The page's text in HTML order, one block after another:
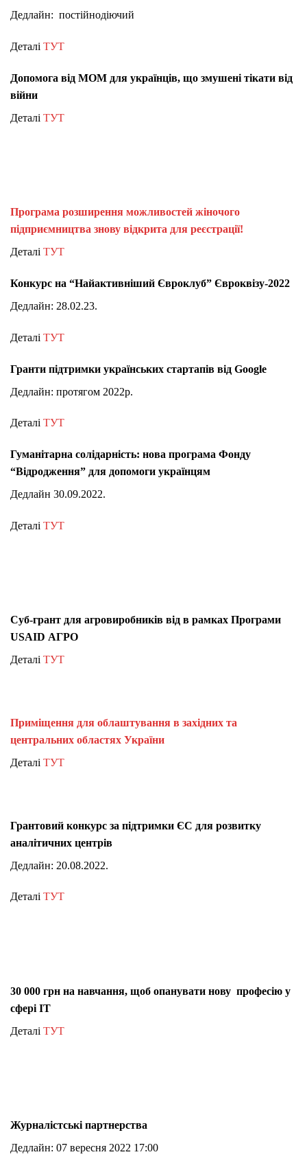
Дедлайн: постійнодіючий
Деталі ТУТ
Допомога від МОМ для українців, що змушені тікати від
війни
Деталі ТУТ
Програма розширення можливостей жіночого
підприємництва знову відкрита для реєстрації!
Деталі ТУТ
Конкурс на “Найактивніший Євроклуб” Євроквізу-2022
Дедлайн: 28.02.23.
Деталі ТУТ
Гранти підтримки українських стартапів від Google
Дедлайн: протягом 2022р.
Деталі ТУТ
Гуманітарна солідарність: нова програма Фонду
“Відродження” для допомоги українцям
Дедлайн 30.09.2022.
Деталі ТУТ
Суб-грант для агровиробників від в рамках Програми
USAID АГРО
Деталі ТУТ
Приміщення для облаштування в західних та
центральних областях України
Деталі ТУТ
Грантовий конкурс за підтримки ЄС для розвитку
аналітичних центрів
Дедлайн: 20.08.2022.
Деталі ТУТ
30 000 грн на навчання, щоб опанувати нову професію у
сфері IT
Деталі ТУТ
Журналістські партнерства
Дедлайн: 07 вересня 2022 17:00